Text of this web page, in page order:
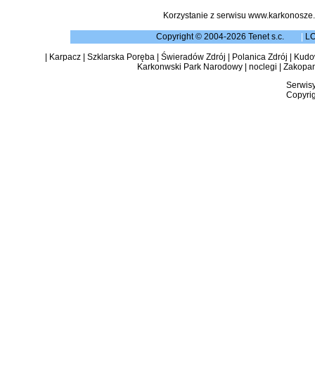
Korzystanie z serwisu
Copyright © 2004-2026 Tenet s.c.
Karpacz| Szklarska Poręba| Świeradów Zdrój Polanica Zdrój
Karkonwski Park Narodowy| noclegi